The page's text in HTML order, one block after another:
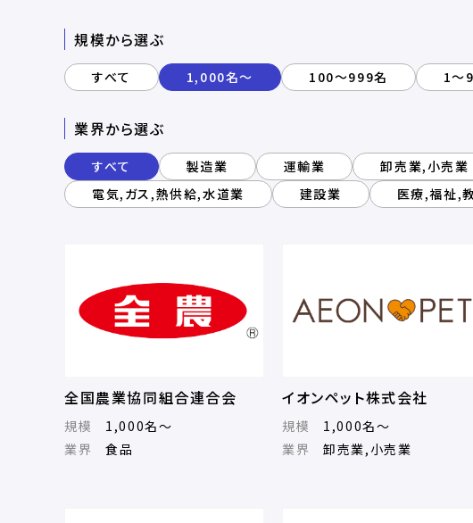
規模から選ぶ
すべて 1,000名～ 100～999名 1～
業界から選ぶ
すべて 製造業 運輸業 卸売業,小売業
電気,ガス,熱供給,水道業
建設業 医療,福祉,
全国農業協同組合連合会
規模
1,000名～
業界
食品
イオンペット株式会社
規模
1,000名～
業界
卸売業,小売業